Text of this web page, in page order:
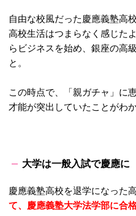
自由な校風だった慶應義塾高
高校生活はつまらなく感じた
らビジネスを始め、銀座の高
と。
この時点で、「親ガチャ」に
才能が突出していたことがわ
大学は一般入試で慶應に
慶應義塾高校を退学になった
て、慶應義塾大学法学部に合